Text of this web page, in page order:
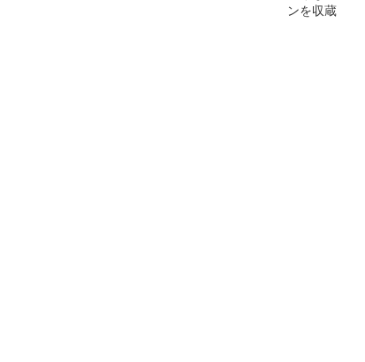
ンを収蔵